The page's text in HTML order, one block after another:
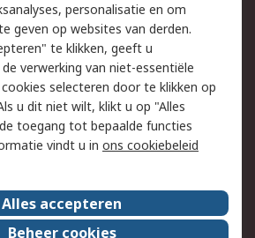
Email veiligheid
Websitevoorwaarden
Over ons
personalisatie en om
geven op websites van derden.
te klikken, geeft u
verwerking van niet-essentiële
selecteren door te klikken op
u dit niet wilt, klikt u op "Alles
toegang tot bepaalde functies
vindt u in ons cookiebeleid
Alles accepteren
Beheer cookies